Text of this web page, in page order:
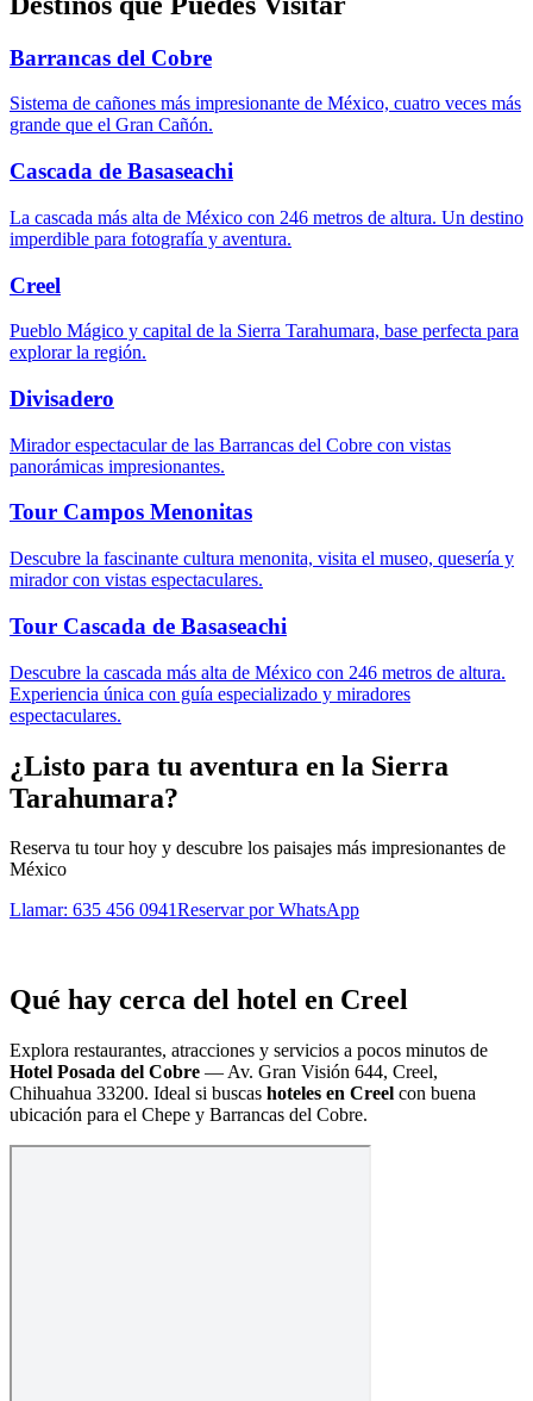
Barrancas del Cobre
Sistema de cañones más impresionante de México, cuatro veces más
grande que el Gran Cañón.
Cascada de Basaseachi
La cascada más alta de México con 246 metros de altura. Un destino
imperdible para fotografía y aventura.
Creel
Pueblo Mágico y capital de la Sierra Tarahumara, base perfecta para
explorar la región.
Divisadero
Mirador espectacular de las Barrancas del Cobre con vistas
panorámicas impresionantes.
Tour Campos Menonitas
Descubre la fascinante cultura menonita, visita el museo, quesería y
mirador con vistas espectaculares.
Tour Cascada de Basaseachi
Descubre la cascada más alta de México con 246 metros de altura.
Experiencia única con guía especializado y miradores
espectaculares.
¿Listo para tu aventura en la Sierra
Tarahumara?
Reserva tu tour hoy y descubre los paisajes más impresionantes de
México
Llamar: 635 456 0941Reservar por WhatsApp
Qué hay cerca del hotel en Creel
Explora restaurantes, atracciones y servicios a pocos minutos de
Hotel Posada del Cobre — Av. Gran Visión 644, Creel,
Chihuahua 33200. Ideal si buscas hoteles en Creel con buena
ubicación para el Chepe y Barrancas del Cobre.